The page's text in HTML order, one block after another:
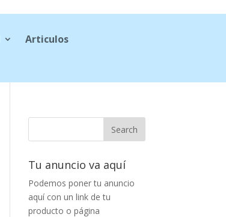
Articulos
Tu anuncio va aquí
Podemos poner tu anuncio
aquí con un link de tu
producto o página